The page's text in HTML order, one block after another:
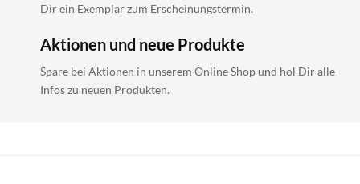
Dir ein Exemplar zum Erscheinungstermin.
Aktionen und neue Produkte
Spare bei Aktionen in unserem Online Shop und hol Dir alle
Infos zu neuen Produkten.